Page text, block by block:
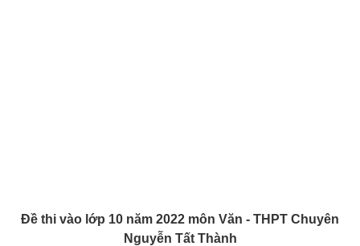
Đề thi vào lớp 10 năm 2022 môn Văn - THPT Chuyên
Nguyễn Tất Thành